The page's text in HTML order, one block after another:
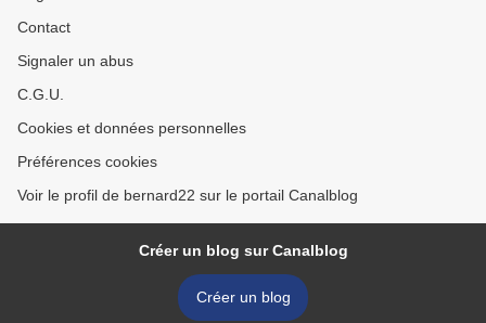
Contact
Signaler un abus
C.G.U.
Cookies et données personnelles
Préférences cookies
Voir le profil de bernard22 sur le portail Canalblog
Créer un blog sur Canalblog
Créer un blog